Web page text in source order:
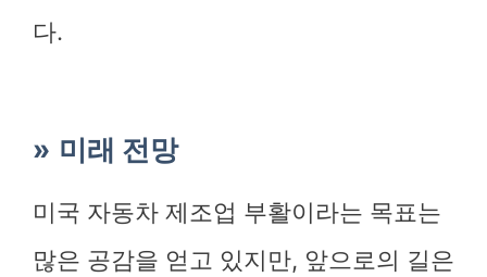
다.
미래 전망
미국 자동차 제조업 부활이라는 목표는
많은 공감을 얻고 있지만, 앞으로의 길은